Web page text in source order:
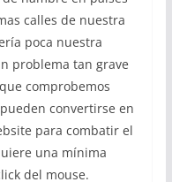
calles de nuestra
poca nuestra
problema tan grave
comprobemos
convertirse en
para combatir el
una mínima
del mouse.